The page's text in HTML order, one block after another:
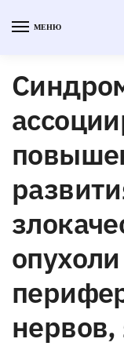
МЕНЮ
нервов,